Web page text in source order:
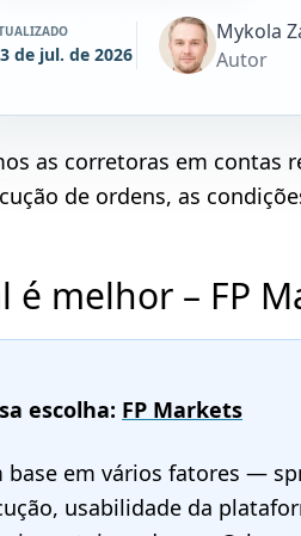
de jul. de 2026
Mykola
Autor
as corretoras em contas
de ordens, as
é melhor – FP
escolha: FP Markets
base em vários fatores —
usabilidade da